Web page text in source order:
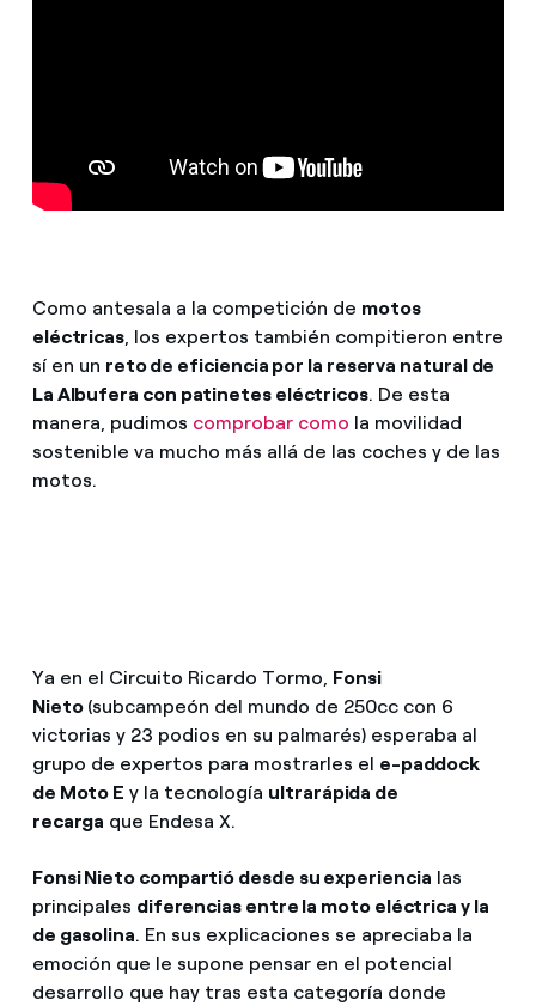
Como antesala a la competición de motos
eléctricas, los expertos también compitieron entre
sí en un reto de eficiencia por la reserva natural de
La Albufera con patinetes eléctricos. De esta
manera, pudimos comprobar como la movilidad
sostenible va mucho más allá de las coches y de las
motos.
Ya en el Circuito Ricardo Tormo, Fonsi
Nieto(subcampeón del mundo de 250cc con 6
victorias y 23 podios en su palmarés) esperaba al
grupo de expertos para mostrarles el e-paddock
de Moto E y la tecnología ultrarápida de
recarga que Endesa X.
Fonsi Nieto compartió desde su experiencia las
principales diferencias entre la moto eléctrica y la
de gasolina. En sus explicaciones se apreciaba la
emoción que le supone pensar en el potencial
desarrollo que hay tras esta categoría donde